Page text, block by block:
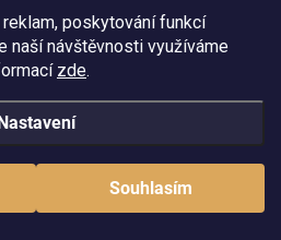
poskytování funkcí
naší návštěvnosti využíváme
zde.
Souhlasím